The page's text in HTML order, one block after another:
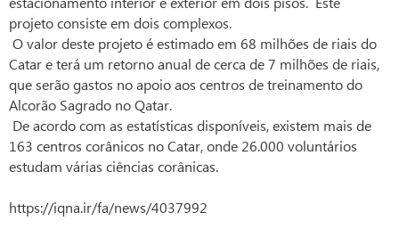
projeto consiste em dois complexos.
O valor deste projeto é estimado em 68 milhões de riais do
Catar e terá um retorno anual de cerca de 7 milhões de riais,
que serão gastos no apoio aos centros de treinamento do
Alcorão Sagrado no Qatar.
De acordo com as estatísticas disponíveis, existem mais de
163 centros corânicos no Catar, onde 26.000 voluntários
estudam várias ciências corânicas.
https://iqna.ir/fa/news/4037992